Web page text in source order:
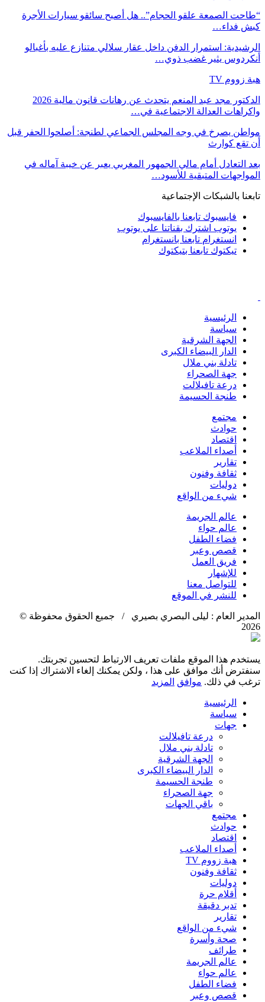
“طاحت الصمعة علقو الحجام”.. هل أصبح سائقو سيارات الأجرة
كبش فداء…
الرشيدية: استمرار الدفن داخل عقار سلالي متنازع عليه بأغبالو
أنكردوس يثير غضب ذوي…
هبة زووم TV
الدكتور مجد عبد المنعم يتحدث عن رهانات قانون مالية 2026
واكراهات العدالة الاجتماعية في…
مواطن يصرخ في وجه المجلس الجماعي لطنجة: أصلحوا الحفر قبل
أن تقع كوارث
بعد التعادل أمام مالي الجمهور المغربي يعبر عن خيبة آماله في
المواجهات المتبقية للأسود…
تابعنا بالشبكات الإجتماعية
فايسبوك تابعنا بالفايسبوك
يوتوب اشترك بقناتنا على يوتوب
انستغرام تابعنا بانستغرام
تيكتوك تابعنا بتيكتوك
الرئيسية
سياسة
الجهة الشرقية
الدار البيضاء الكبرى
تادلة بني ملال
جهة الصحراء
درعة تافيلالت
طنجة الحسيمة
مجتمع
حوادث
اقتصاد
أصداء الملاعب
تقارير
ثقافة وفنون
دوليات
شيء من الواقع
عالم الجريمة
عالم حواء
فضاء الطفل
قصص وعبر
فريق العمل
للإشهار
للتواصل معنا
للنشر في الموقع
المدير العام : ليلى البصري بصيري / جميع الحقوق محفوظة ©
2026
يستخدم هذا الموقع ملفات تعريف الارتباط لتحسين تجربتك.
سنفترض أنك موافق على هذا ، ولكن يمكنك إلغاء الاشتراك إذا كنت
ترغب في ذلك. موافق المزيد
الرئيسية
سياسة
جهات
درعة تافيلالت
تادلة بني ملال
الجهة الشرقية
الدار البيضاء الكبرى
طنجة الحسيمة
جهة الصحراء
باقي الجهات
مجتمع
حوادث
اقتصاد
أصداء الملاعب
هبة زووم TV
ثقافة وفنون
دوليات
أقلام حرة
تدبر دقيقة
تقارير
شيء من الواقع
صحة وأسرة
طرائف
عالم الجريمة
عالم حواء
فضاء الطفل
قصص وعبر